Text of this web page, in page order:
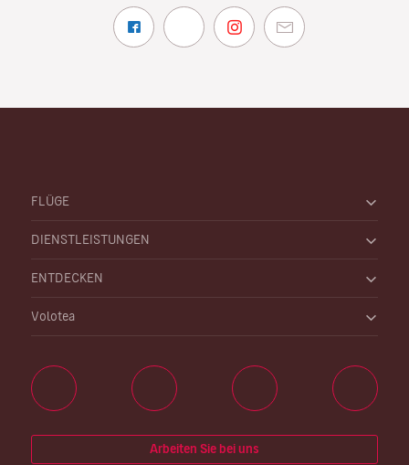
FLÜGE
DIENSTLEISTUNGEN
ENTDECKEN
Volotea
Arbeiten Sie bei uns